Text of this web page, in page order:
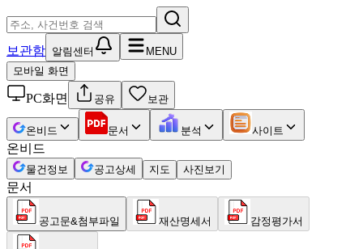
보관함 알림센터
MENU
모바일 화면
PC화면 공유 보관
온비드 문서 분석 사이트
온비드
물건정보 공고상세 지도 사진보기
문서
공고문&첨부파일 재산명세서 감정평가서